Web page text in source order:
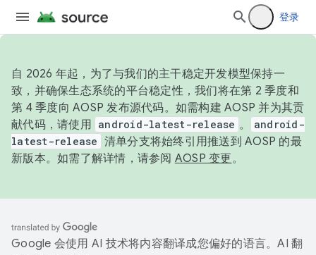
登录
自 2026 年起，为了与我们的主干稳定开发模型保持一
致，并确保生态系统的平台稳定性，我们将在第 2 季度和
第 4 季度向 AOSP 发布源代码。如需构建 AOSP 并为其贡
献代码，请使用 android-latest-release 。
android-
latest-release 清单分支将始终引用推送到 AOSP 的最
新版本。如需了解详情，请参阅 AOSP 变更。
Google 会使用 AI 技术将内容翻译成您偏好的语言。AI 翻